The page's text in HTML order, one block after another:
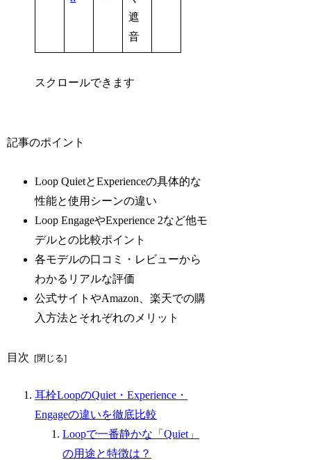
遮
音
スクロールできます
記事のポイント
Loop QuietとExperienceの具体的な
性能と使用シーンの違い
Loop EngageやExperience 2など他モ
デルとの比較ポイント
各モデルの口コミ・レビューから
わかるリアルな評価
公式サイトやAmazon、楽天での購
入方法とそれぞれのメリット
目次
耳栓LoopのQuiet・Experience・
Engageの違いを徹底比較
Loopで一番静かな「Quiet」
の用途と特徴は？